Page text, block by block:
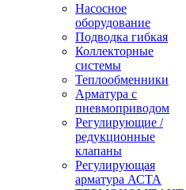
Насосное
оборудование
Подводка гибкая
Коллекторные
системы
Теплообменники
Арматура с
пневмоприводом
Регулирующие /
редукционные
клапаны
Регулирующая
арматура АСТА